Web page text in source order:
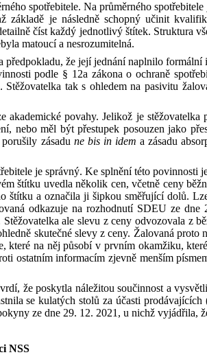
spotřebitele. Na průměrného
je následně schopný učinit
číst každý jednotlivý štítek. Struktura
matoucía nesrozumitelná.
předpokladu, že její jednání naplnilo formálníi
podle § 12a zákonao ochraně
Stěžovatelka tak s ohledem na pasivitu
povahy. Jelikož je
nebo měl být přestupek posouzen jako
zásadu ne bis in idem a zásadu
je správný. Ke splnění této povinnosti
štítku uvedla několik cen, včetně ceny
štítku a označila ji šipkou směřující dolů.
odkazuje na rozhodnutí SDEU ze dne
Stěžovatelka ale slevu z ceny odvozovala z
skutečné slevy z ceny. Žalovaná proto
které na něj působí v prvním okamžiku,
ostatním informacím zjevně menším
že poskytla náležitou součinnost a
se kulatých stolů za účasti
ze dne 29. 12. 2021 , u nichž vyjádřila,
NSS